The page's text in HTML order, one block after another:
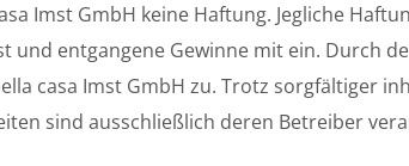
Imst GmbH keine Haftung. Jegliche
und entgangene Gewinne mit ein. Durch
casa Imst GmbH zu. Trotz sorgfältiger
sind ausschließlich deren Betreiber